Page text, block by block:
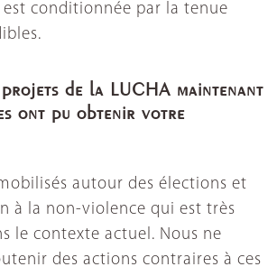
est conditionnée par la tenue
de la LUCHA maintenant
ont pu obtenir votre
autour des élections et
à la non-violence qui est très
le contexte actuel. Nous ne
des actions contraires à ces